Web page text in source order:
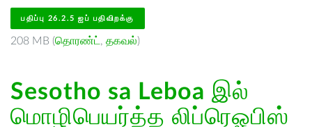
பதிப்பு 26.2.5 ஐப் பதிவிறக்கு
208 MB (தொரண்ட் , தகவல்)
Sesotho sa Leboa இல்
மொழிபெயர்த்த லிப்ரெஓபிஸ்